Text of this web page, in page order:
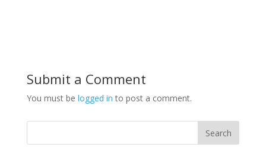
Submit a Comment
You must be logged in to post a comment.